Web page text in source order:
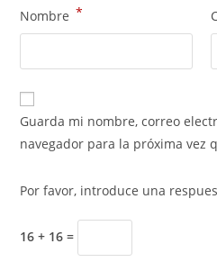
Nombre *
Guarda mi nombre, correo
navegador para la próxima vez
Por favor, introduce una
16 + 16 =